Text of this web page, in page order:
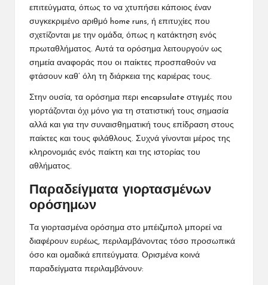
επιτεύγματα, όπως το να χτυπήσει κάποιος έναν
συγκεκριμένο αριθμό home runs, ή επιτυχίες που
σχετίζονται με την ομάδα, όπως η κατάκτηση ενός
πρωταθλήματος. Αυτά τα ορόσημα λειτουργούν ως
σημεία αναφοράς που οι παίκτες προσπαθούν να
φτάσουν καθ’ όλη τη διάρκεια της καριέρας τους.
Στην ουσία, τα ορόσημα περι encapsulate στιγμές που
γιορτάζονται όχι μόνο για τη στατιστική τους σημασία
αλλά και για την συναισθηματική τους επίδραση στους
παίκτες και τους φιλάθλους. Συχνά γίνονται μέρος της
κληρονομιάς ενός παίκτη και της ιστορίας του
αθλήματος.
Παραδείγματα γιορτασμένων
ορόσημων
Τα γιορτασμένα ορόσημα στο μπέιζμπολ μπορεί να
διαφέρουν ευρέως, περιλαμβάνοντας τόσο προσωπικά
όσο και ομαδικά επιτεύγματα. Ορισμένα κοινά
παραδείγματα περιλαμβάνουν: